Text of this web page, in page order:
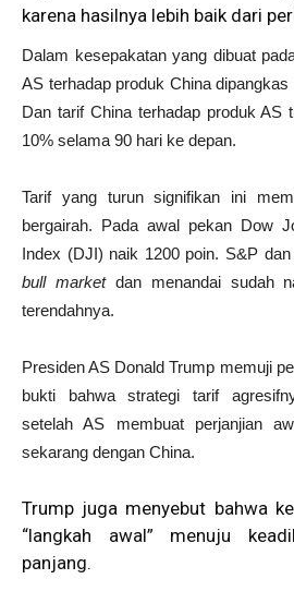
karena hasilnya lebih baik dari
Dalam kesepakatan yang dibuat
AS terhadap produk China
Dan tarif China terhadap produk AS
10% selama 90 hari ke depan.
Tarif yang turun signifikan ini
bergairah. Pada awal pekan Dow
Index (DJI) naik 1200 poin. S&P
bull marketdan menandai sudah
terendahnya.
Presiden AS Donald Trump memuji
bukti bahwa strategi tarif
setelah AS membuat perjanjian
sekarang dengan China.
Trump juga menyebut bahwa
“langkah awal” menuju
panjang.